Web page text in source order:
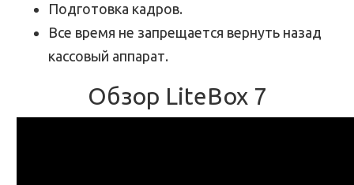
Подготовка кадров.
Все время не запрещается вернуть назад
кассовый аппарат.
Обзор LiteBox 7